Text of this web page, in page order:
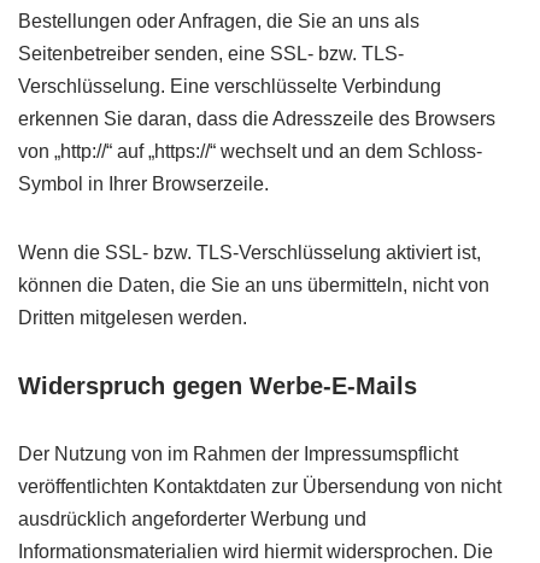
Bestellungen oder Anfragen, die Sie an uns als
Seitenbetreiber senden, eine SSL- bzw. TLS-
Verschlüsselung. Eine verschlüsselte Verbindung
erkennen Sie daran, dass die Adresszeile des Browsers
von „http://“ auf „https://“ wechselt und an dem Schloss-
Symbol in Ihrer Browserzeile.
Wenn die SSL- bzw. TLS-Verschlüsselung aktiviert ist,
können die Daten, die Sie an uns übermitteln, nicht von
Dritten mitgelesen werden.
Widerspruch gegen Werbe-E-Mails
Der Nutzung von im Rahmen der Impressumspflicht
veröffentlichten Kontaktdaten zur Übersendung von nicht
ausdrücklich angeforderter Werbung und
Informationsmaterialien wird hiermit widersprochen. Die